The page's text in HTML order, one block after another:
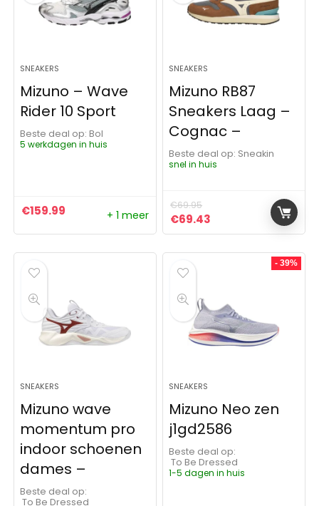
SNEAKERS
Mizuno – Wave
Rider 10 Sport
Beste deal op:
Bol
5 werkdagen in huis
€159.99 + 1 meer
SNEAKERS
Mizuno RB87
Sneakers Laag –
Cognac –
Beste deal op:
Sneakin
snel in huis
€69.95
Oorspronkelijke prijs
€69.43 Huidige prijs is:
SNEAKERS
Mizuno wave
momentum pro
indoor schoenen
dames –
Beste deal op:
To Be Dressed
- 39%
SNEAKERS
Mizuno Neo zen
j1gd2586
Beste deal op:
To Be Dressed
1-5 dagen in huis